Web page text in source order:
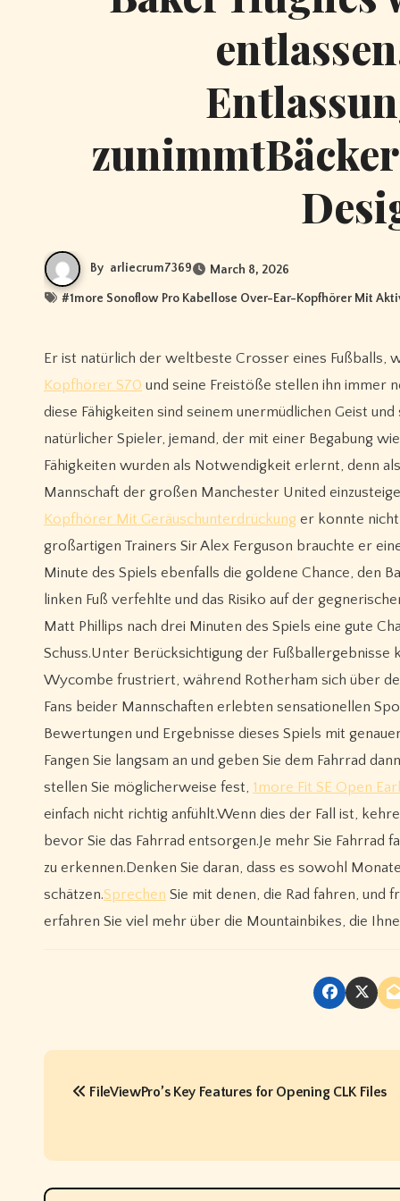
By arliecrum7369 March 8, 2026
#1more Sonoflow Pro Kabellose Over-Ear-Kopfhörer Mit
Er ist natürlich der weltbeste Crosser eines Fußballs,
Kopfhörer S70 und seine Freistöße stellen ihn immer
diese Fähigkeiten sind seinem unermüdlichen Geist
natürlicher Spieler, jemand, der mit einer Begabung
Fähigkeiten wurden als Notwendigkeit erlernt, denn
Mannschaft der großen Manchester United
Kopfhörer Mit Geräuschunterdrückung er konnte
großartigen Trainers Sir Alex Ferguson brauchte er
Minute des Spiels ebenfalls die goldene Chance, den
linken Fuß verfehlte und das Risiko auf der
Matt Phillips nach drei Minuten des Spiels eine gute
Schuss.Unter Berücksichtigung der Fußballergebnisse
Wycombe frustriert, während Rotherham sich über
Fans beider Mannschaften erlebten sensationellen
Bewertungen und Ergebnisse dieses Spiels mit
Fangen Sie langsam an und geben Sie dem Fahrrad
stellen Sie möglicherweise fest, 1more Fit SE Open
einfach nicht richtig anfühlt.Wenn dies der Fall ist,
bevor Sie das Fahrrad entsorgen.Je mehr Sie
zu erkennen.Denken Sie daran, dass es sowohl
schätzen.Sprechen Sie mit denen, die Rad fahren, und
erfahren Sie viel mehr über die Mountainbikes, die
P
t
FileViewPro’s Key Features for Opening CLK Files